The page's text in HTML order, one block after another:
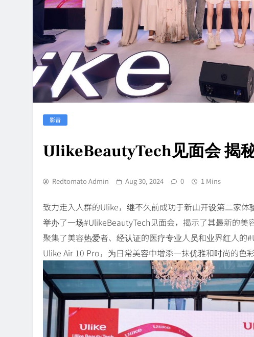
影音
UlikeBeautyTech见面会 揭
Redtomato Admin Aug 30, 2024 0 1 Mins
致力走入人群的Ulike，继不久前成功于新山开设第二家
举办了一场#UlikeBeautyTech见面会，揭示了其最新的美
聚集了美容热爱者、经认证的医疗专业人员和业界红人
Ulike Air 10 Pro，为日常美容中增添一抹优雅和时尚的色彩